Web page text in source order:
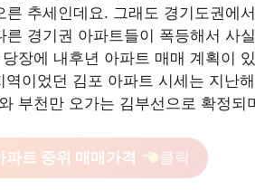
른 추세인데요. 그래도 경기도권에
른 경기권 아파트들이 폭등해서 사
장에 내후년 아파트 매매 계획이
역이었던 김포 아파트 시세는 지난
부천만 오가는 김부선으로 확정
파트 중위 매매가격 클릭